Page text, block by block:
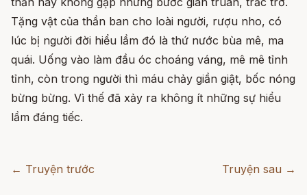
Tặng vật của thần ban cho loài người, rượu nho, có
lúc bị người đời hiểu lầm đó là thứ nước bùa mê, ma
quái. Uống vào làm đầu óc choáng váng, mê mê tỉnh
tỉnh, còn trong người thì máu chảy giần giật, bốc nóng
bừng bừng. Vì thế đã xảy ra không ít những sự hiểu
lầm đáng tiếc.
← Truyện trước Truyện sau →